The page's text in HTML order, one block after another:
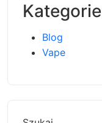
Kategorie
Blog
Vape